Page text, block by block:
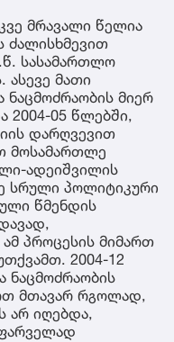
მრავალი წელია
ძალისხმევით
სასამართლო
ასევე მათი
მიერ
2004-05 წლებში,
დარღვევით
მოსამართლე
ადეიშვილის
სრული პოლიტიკური
წმენდის
პროცესის მიმართ
2004-12
ნაცმოძრაობის
მთავარ რგოლად,
არ იღებდა,